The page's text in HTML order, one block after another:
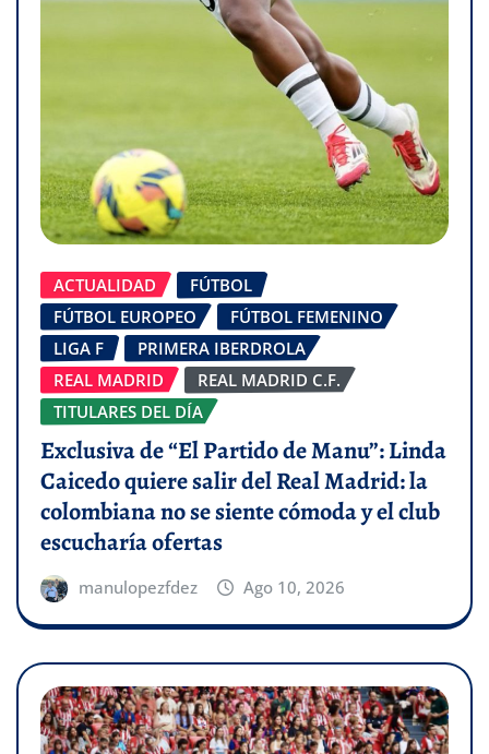
ACTUALIDAD
FÚTBOL
FÚTBOL EUROPEO
FÚTBOL FEMENINO
LIGA F
PRIMERA IBERDROLA
REAL MADRID
REAL MADRID C.F.
TITULARES DEL DÍA
Exclusiva de “El Partido de Manu”: Linda
Caicedo quiere salir del Real Madrid: la
colombiana no se siente cómoda y el club
escucharía ofertas
manulopezfdez Ago 10, 2026